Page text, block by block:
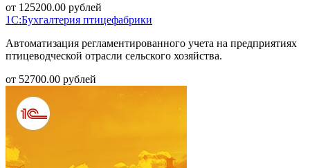
от 125200.00 рублей
1С:Бухгалтерия птицефабрики
Автоматизация регламентированного учета на предприятиях
птицеводческой отрасли сельского хозяйства.
от 52700.00 рублей